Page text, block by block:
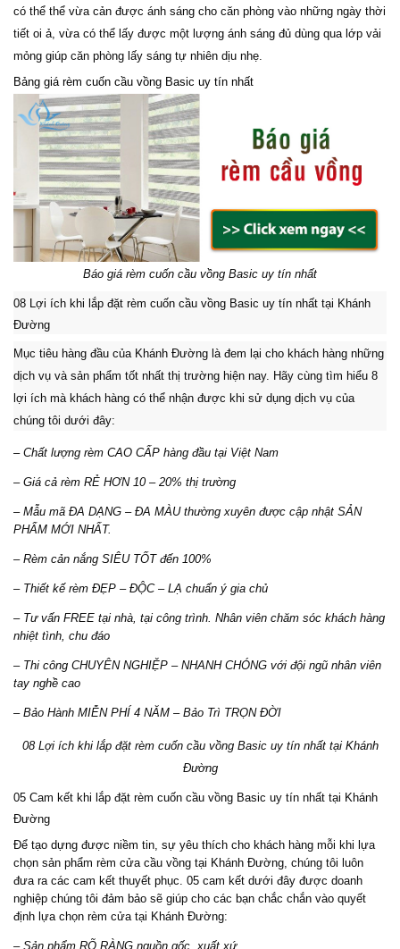
có thể thể vừa cản được ánh sáng cho căn phòng vào những ngày thời
tiết oi ả, vừa có thể lấy được một lượng ánh sáng đủ dùng qua lớp vải
mỏng giúp căn phòng lấy sáng tự nhiên dịu nhẹ.
Bảng giá rèm cuốn cầu vồng Basic uy tín nhất
Báo giá rèm cuốn cầu vồng Basic uy tín nhất
08 Lợi ích khi lắp đặt rèm cuốn cầu vồng Basic uy tín nhất tại Khánh
Đường
Mục tiêu hàng đầu của Khánh Đường là đem lại cho khách hàng những
dịch vụ và sản phẩm tốt nhất thị trường hiện nay. Hãy cùng tìm hiểu 8
lợi ích mà khách hàng có thể nhận được khi sử dụng dịch vụ của
chúng tôi dưới đây:
– Chất lượng rèm CAO CẤP hàng đầu tại Việt Nam
– Giá cả rèm RẺ HƠN 10 – 20% thị trường
– Mẫu mã ĐA DẠNG – ĐA MÀU thường xuyên được cập nhật SẢN
PHẨM MỚI NHẤT.
– Rèm cản nắng SIÊU TỐT đến 100%
– Thiết kế rèm ĐẸP – ĐỘC – LẠ chuẩn ý gia chủ
– Tư vấn FREE tại nhà, tại công trình. Nhân viên chăm sóc khách hàng
nhiệt tình, chu đáo
– Thi công CHUYÊN NGHIỆP – NHANH CHÓNG với đội ngũ nhân viên
tay nghề cao
– Bảo Hành MIỄN PHÍ 4 NĂM – Bảo Trì TRỌN ĐỜI
08 Lợi ích khi lắp đặt rèm cuốn cầu vồng Basic uy tín nhất tại Khánh
Đường
05 Cam kết khi lắp đặt rèm cuốn cầu vồng Basic uy tín nhất tại Khánh
Đường
Để tạo dựng được niềm tin, sự yêu thích cho khách hàng mỗi khi lựa
chọn sản phẩm rèm cửa cầu vồng tại Khánh Đường, chúng tôi luôn
đưa ra các cam kết thuyết phục. 05 cam kết dưới đây được doanh
nghiệp chúng tôi đảm bảo sẽ giúp cho các bạn chắc chắn vào quyết
định lựa chọn rèm cửa tại Khánh Đường:
– Sản phẩm RÕ RÀNG nguồn gốc, xuất xứ